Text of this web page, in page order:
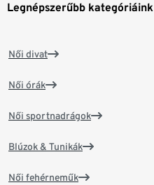
Legnépszerűbb kategóriáink
Női divat
Női órák
Női sportnadrágok
Blúzok & Tunikák
Női fehérneműk